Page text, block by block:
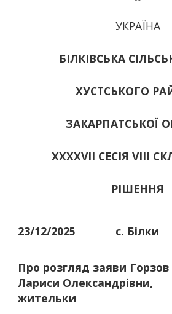
УКРАЇНА
БІЛКІВСЬКА
ХУСТСЬКОГО
ЗАКАРПАТСЬКОЇ
ХХХХVІІ СЕСІЯ VIII
РІШЕННЯ
23/12/2025 с. Білки
Про розгляд заяви Горзов
Лариси Олександрівни,
жительки